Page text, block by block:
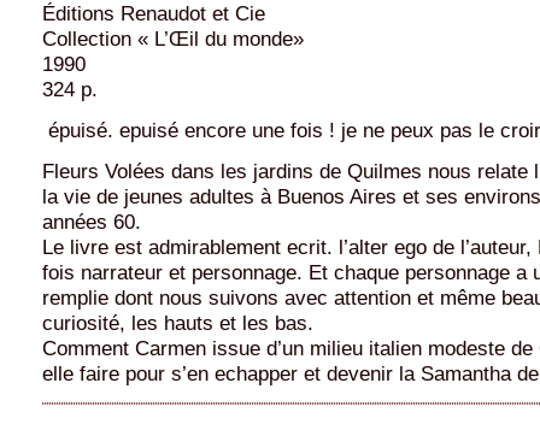
Éditions Renaudot et Cie
Collection « L’Œil du monde»
1990
324 p.
épuisé. epuisé encore une fois ! je ne peux pas le
Fleurs Volées dans les jardins de Quilmes nous relate
la vie de jeunes adultes à Buenos Aires et ses
années 60.
Le livre est admirablement ecrit. l’alter ego de
fois narrateur et personnage. Et chaque personnage a
remplie dont nous suivons avec attention et même
curiosité, les hauts et les bas.
Comment Carmen issue d’un milieu italien modeste
elle faire pour s’en echapper et devenir la Samantha